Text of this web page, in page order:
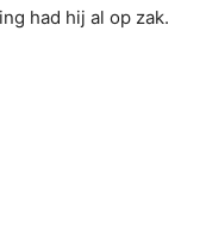
had hij al op zak.